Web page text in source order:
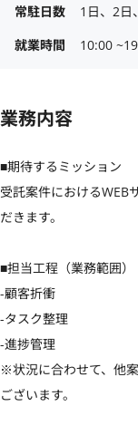
常駐日数
1日、2日
就業時間
10:00
業務内容
■期待するミッション
受託案件におけるWEB
だきます。
■担当工程（業務範囲）
-顧客折衝
-タスク整理
-進捗管理
※状況に合わせて、他
ございます。